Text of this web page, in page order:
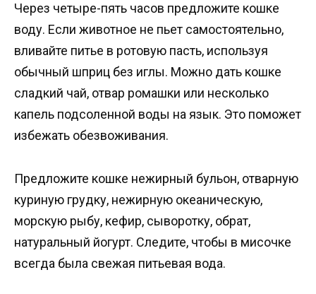
Через четыре-пять часов предложите кошке
воду. Если животное не пьет самостоятельно,
вливайте питье в ротовую пасть, используя
обычный шприц без иглы. Можно дать кошке
сладкий чай, отвар ромашки или несколько
капель подсоленной воды на язык. Это поможет
избежать обезвоживания.
Предложите кошке нежирный бульон, отварную
куриную грудку, нежирную океаническую,
морскую рыбу, кефир, сыворотку, обрат,
натуральный йогурт. Следите, чтобы в мисочке
всегда была свежая питьевая вода.